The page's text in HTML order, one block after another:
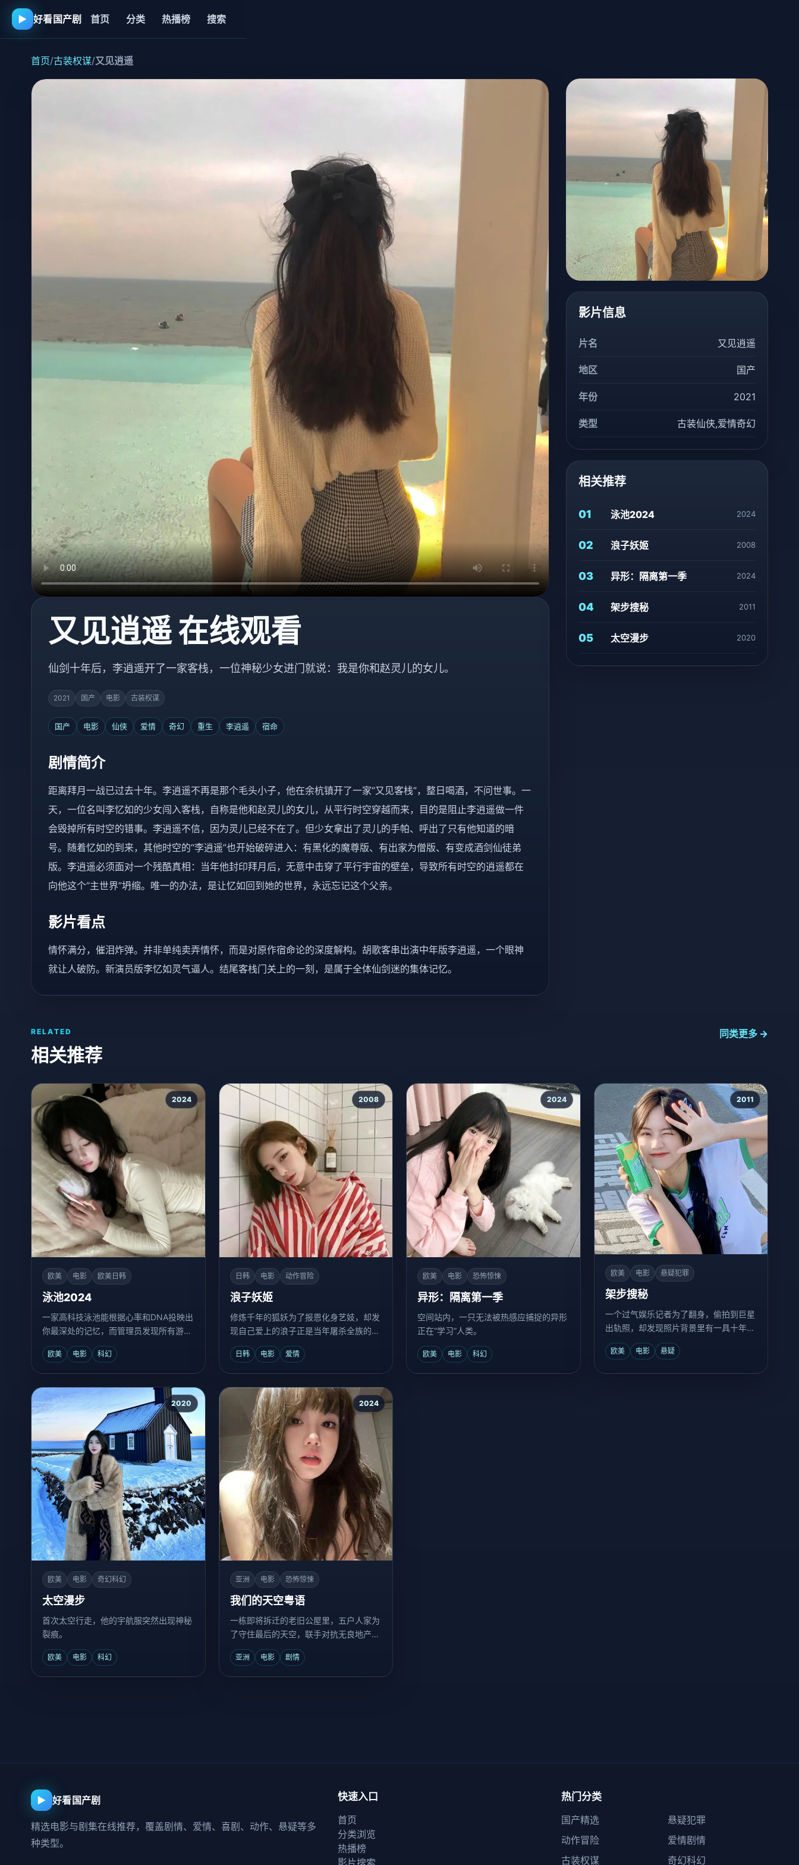
▶ 好看国产剧 首页 分类 热播榜 搜索
首页/古装权谋/又见逍遥
又见逍遥 在线观看
仙剑十年后，李逍遥开了一家客栈，一位神秘少女进门就说：我是你和赵灵儿的女儿。
2021 国产 电影 古装权谋
国产 电影 仙侠 爱情 奇幻 重生 李逍遥 宿命
剧情简介
距离拜月一战已过去十年。李逍遥不再是那个毛头小子，他在余杭镇开了一家“又见客栈”，整日喝酒，不问世事。一
天，一位名叫李忆如的少女闯入客栈，自称是他和赵灵儿的女儿，从平行时空穿越而来，目的是阻止李逍遥做一件
会毁掉所有时空的错事。李逍遥不信，因为灵儿已经不在了。但少女拿出了灵儿的手帕、呼出了只有他知道的暗
号。随着忆如的到来，其他时空的“李逍遥”也开始破碎进入：有黑化的魔尊版、有出家为僧版、有变成酒剑仙徒弟
版。李逍遥必须面对一个残酷真相：当年他封印拜月后，无意中击穿了平行宇宙的壁垒，导致所有时空的逍遥都在
向他这个“主世界”坍缩。唯一的办法，是让忆如回到她的世界，永远忘记这个父亲。
影片看点
情怀满分，催泪炸弹。并非单纯卖弄情怀，而是对原作宿命论的深度解构。胡歌客串出演中年版李逍遥，一个眼神
就让人破防。新演员版李忆如灵气逼人。结尾客栈门关上的一刻，是属于全体仙剑迷的集体记忆。
影片信息
片名 又见逍遥
地区 国产
年份 2021
类型 古装仙侠,爱情奇幻
相关推荐
01 泳池2024 2024
02 浪子妖姬 2008
03 异形：隔离第一季 2024
04 架步搜秘 2011
05 太空漫步 2020
RELATED
相关推荐
同类更多 →
2024
欧美 电影 欧美日韩
泳池2024
一家高科技泳池能根据心率和DNA投映出
你最深处的记忆，而管理员发现所有游过
的人都换了一个人。
欧美 电影 科幻
2008
日韩 电影 动作冒险
浪子妖姬
修炼千年的狐妖为了报恩化身艺妓，却发
现自己爱上的浪子正是当年屠杀全族的仇
人之子。
日韩 电影 爱情
2024
欧美 电影 恐怖惊悚
异形：隔离第一季
空间站内，一只无法被热感应捕捉的异形
正在“学习”人类。
欧美 电影 科幻
2011
欧美 电影 悬疑犯罪
架步搜秘
一个过气娱乐记者为了翻身，偷拍到巨星
出轨照，却发现照片背景里有一具十年前
失踪警察的尸体。
欧美 电影 悬疑
2020
欧美 电影 奇幻科幻
太空漫步
首次太空行走，他的宇航服突然出现神秘
裂痕。
欧美 电影 科幻
2024
亚洲 电影 恐怖惊悚
我们的天空粤语
一栋即将拆迁的老旧公屋里，五户人家为
了守住最后的天空，联手对抗无良地产
商。
亚洲 电影 剧情
▶ 好看国产剧
精选电影与剧集在线推荐，覆盖剧情、爱情、喜剧、动作、悬疑等多
种类型。
快速入口
首页
分类浏览
热播榜
影片搜索
热门分类
国产精选
悬疑犯罪
动作冒险
爱情剧情
古装权谋
奇幻科幻